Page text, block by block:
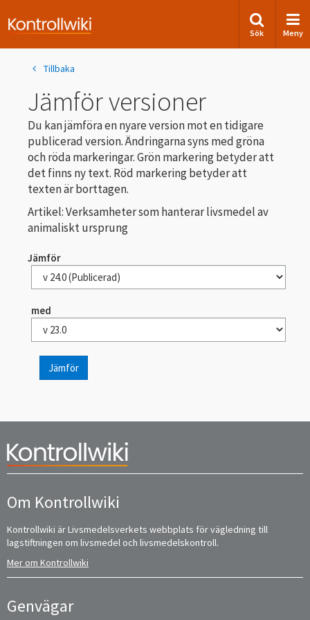
Sök Meny
Tillbaka
Jämför versioner
Du kan jämföra en nyare version mot en tidigare
publicerad version. Ändringarna syns med gröna
och röda markeringar. Grön markering betyder att
det finns ny text. Röd markering betyder att
texten är borttagen.
Artikel: Verksamheter som hanterar livsmedel av
animaliskt ursprung
Jämför
med
Jämför
Om Kontrollwiki
Kontrollwiki är Livsmedelsverkets webbplats för vägledning till
lagstiftningen om livsmedel och livsmedelskontroll.
Mer om Kontrollwiki
Genvägar